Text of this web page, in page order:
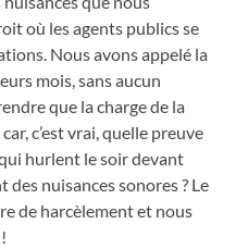
où les agents publics se
Nous avons appelé la
mois, sans aucun
que la charge de la
c’est vrai, quelle preuve
hurlent le soir devant
nuisances sonores ? Le
de harcèlement et nous